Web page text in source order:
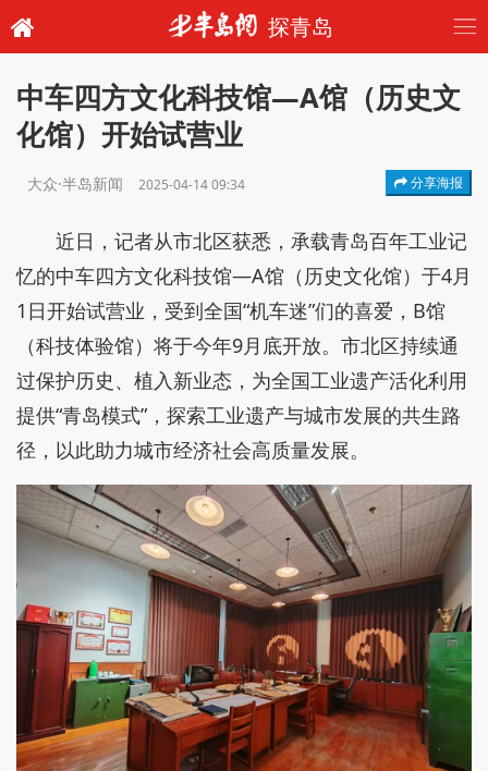
探青岛
中车四方文化科技馆—A馆（历史文
化馆）开始试营业
大众·半岛新闻 2025-04-14 09:34 分享海报
近日，记者从市北区获悉，承载青岛百年工业记
忆的中车四方文化科技馆—A馆（历史文化馆）于4月
1日开始试营业，受到全国“机车迷”们的喜爱，B馆
（科技体验馆）将于今年9月底开放。市北区持续通
过保护历史、植入新业态，为全国工业遗产活化利用
提供“青岛模式”，探索工业遗产与城市发展的共生路
径，以此助力城市经济社会高质量发展。